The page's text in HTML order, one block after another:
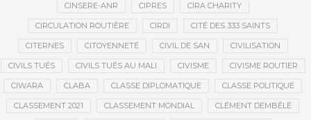
CINSERE-ANR CIPRES CIRA CHARITY
CIRCULATION ROUTIÈRE CIRDI CITÉ DES 333 SAINTS
CITERNES CITOYENNETÉ CIVIL DE SAN CIVILISATION
CIVILS TUÉS CIVILS TUÉS AU MALI CIVISME CIVISME ROUTIER
CIWARA CLABA CLASSE DIPLOMATIQUE CLASSE POLITIQUE
CLASSEMENT 2021 CLASSEMENT MONDIAL CLÉMENT DEMBÉLÉ